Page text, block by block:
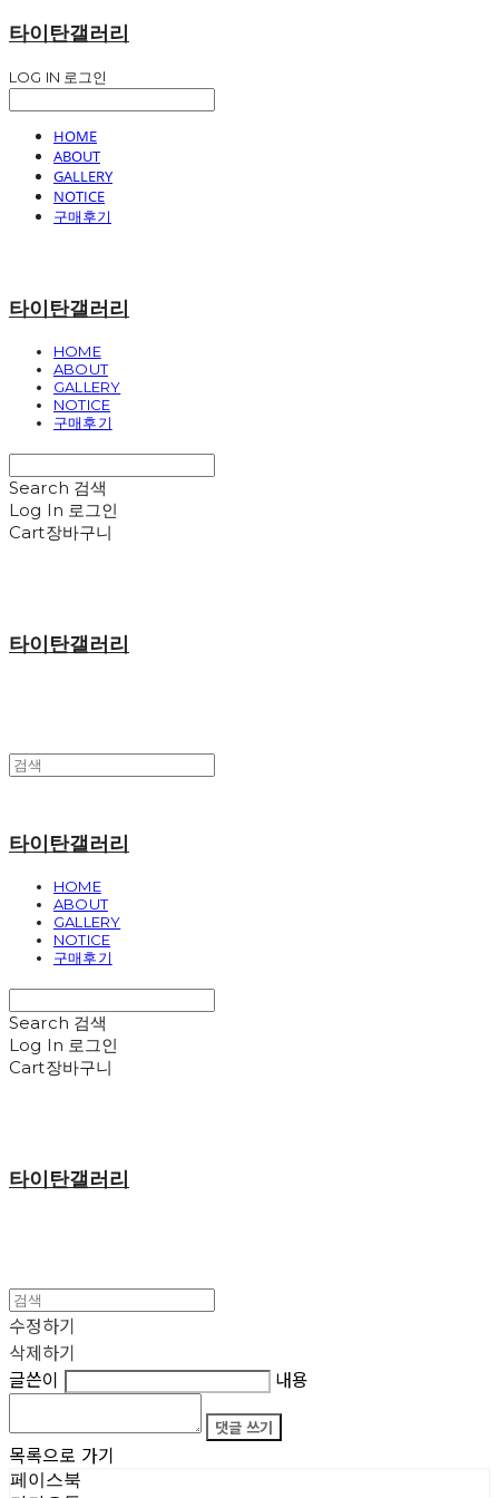
타이탄갤러리
LOG IN 로그인
HOME
ABOUT
GALLERY
NOTICE
구매후기
타이탄갤러리
HOME
ABOUT
GALLERY
NOTICE
구매후기
Search 검색
Log In 로그인
Cart장바구니
타이탄갤러리
타이탄갤러리
HOME
ABOUT
GALLERY
NOTICE
구매후기
Search 검색
Log In 로그인
Cart장바구니
타이탄갤러리
수정하기
삭제하기
글쓴이
내용
댓글 쓰기
목록으로 가기
페이스북